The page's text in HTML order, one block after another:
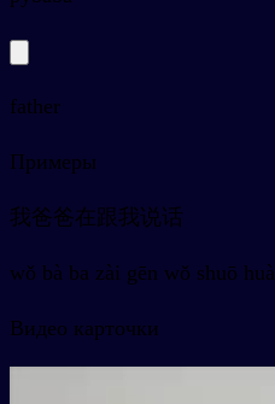
father
Примеры
我爸爸在跟我说话
wǒ bà ba zài gēn wǒ shuō huà
Видео карточки